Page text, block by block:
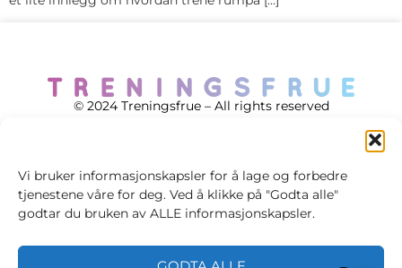
Vi bruker informasjonskapsler for å lage og forbedre
tjenestene våre for deg. Ved å klikke på "Godta alle"
godtar du bruken av ALLE informasjonskapsler.
© 2024 Treningsfrue – All rights reserved
Cookie policy